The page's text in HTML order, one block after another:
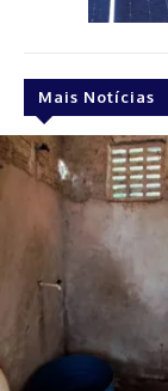
Mais Notícias